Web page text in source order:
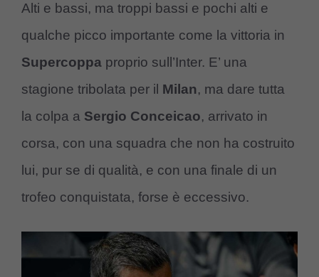
Alti e bassi, ma troppi bassi e pochi alti e
qualche picco importante come la vittoria in
Supercoppa proprio sull’Inter. E’ una
stagione tribolata per il Milan, ma dare tutta
la colpa a Sergio Conceicao, arrivato in
corsa, con una squadra che non ha costruito
lui, pur se di qualità, e con una finale di un
trofeo conquistata, forse è eccessivo.